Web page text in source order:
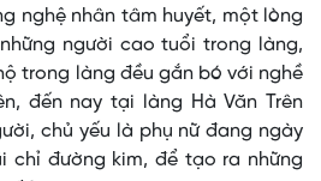
nghệ nhân tâm huyết, một lòng
người cao tuổi trong làng,
trong làng đều gắn bó với nghề
đến nay tại làng Hà Văn Trên
chủ yếu là phụ nữ đang ngày
chỉ đường kim, để tạo ra những